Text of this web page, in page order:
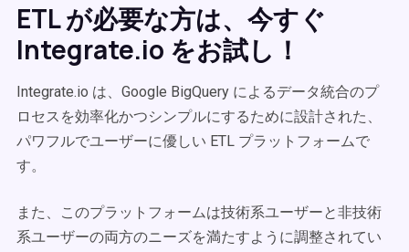
ETL が必要な方は、今すぐ
Integrate.io をお試し！
Integrate.io は、Google BigQuery によるデータ統合のプ
ロセスを効率化かつシンプルにするために設計された、
パワフルでユーザーに優しい ETL プラットフォームで
す。
また、このプラットフォームは技術系ユーザーと非技術
系ユーザーの両方のニーズを満たすように調整されてい